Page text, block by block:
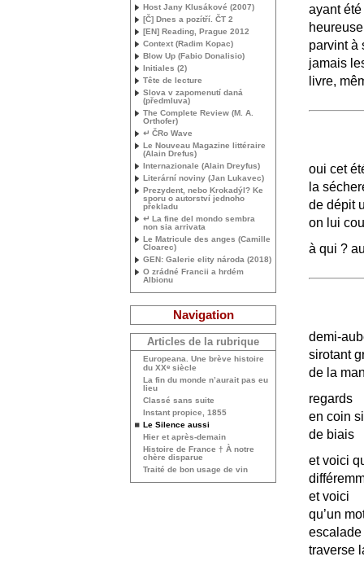
ayant
parvint à
jamais
livre,
oui cet
la
de dépit
on lui
à qui ?
demi-
sirotant
de la
regards
en coin
de biais
et voici
et voici
qu’un
escalade
traverse
Host Jany Klusákové (2007)
[Č] Dnes a pozítří. ČT 2
[EN] Reading, Prague 2012
Context (Radim Kopac)
Blow Up (Fabio Donalisio)
Initiales (2)
Tête de lecture
Slova v zapomenutí daná
(předmluva)
The Complete Review (M. A.
Orthofer)
↵ ČRo Wave
Le Nouveau Magazine littéraire
(Alain Drefus)
Internazionale (Alain Dreyfus)
Literární noviny (Jan Lukavec)
Prezydent, nebo Krokadýl? Ke
sporu o autorství jednoho
překladu
↵ La fine del mondo sembra
non sia arrivata
Le Matricule des anges (Camille
Cloarec)
GEN: Galerie elity národa (2018)
O zrádné Francii a hrdém
Albionu
Navigation
Articles de la rubrique
Europeana. Une brève histoire
du XXe siècle
La fin du monde n’aurait pas eu
lieu
Classé sans suite
Instant propice, 1855
Le Silence aussi
Hier et après-demain
Histoire de France † À notre
chère disparue
Traité de bon usage de vin